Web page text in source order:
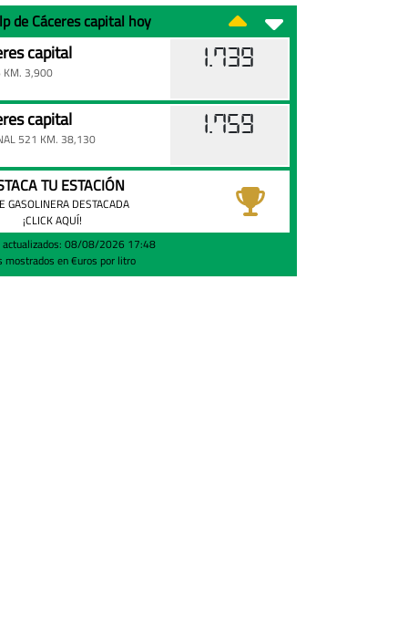
de Cáceres capital hoy
capital
KM. 3,900
1.739
capital
521 KM. 38,130
1.759
TU ESTACIÓN
GASOLINERA DESTACADA
¡CLICK AQUÍ!
actualizados: 08/08/2026 17:48
mostrados en €uros por litro